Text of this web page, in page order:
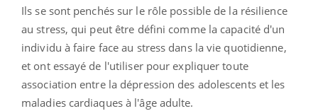
Ils se sont penchés sur le rôle possible de la résilience
au stress, qui peut être défini comme la capacité d'un
individu à faire face au stress dans la vie quotidienne,
et ont essayé de l'utiliser pour expliquer toute
association entre la dépression des adolescents et les
maladies cardiaques à l'âge adulte.